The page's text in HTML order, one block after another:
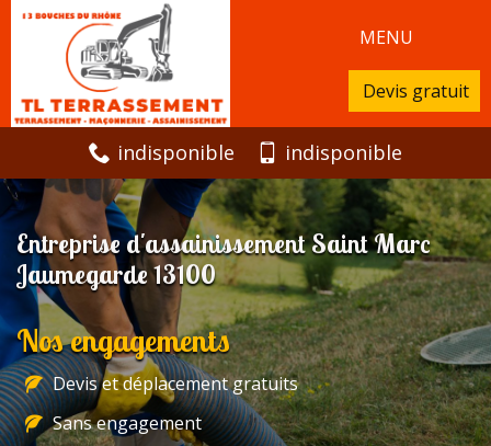
MENU
Devis gratuit
indisponible indisponible
Entreprise d'assainissement Saint Marc
Jaumegarde 13100
Nos engagements
Devis et déplacement gratuits
Sans engagement